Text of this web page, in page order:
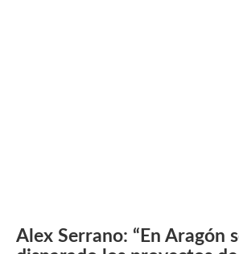
Alex Serrano: “En Aragón